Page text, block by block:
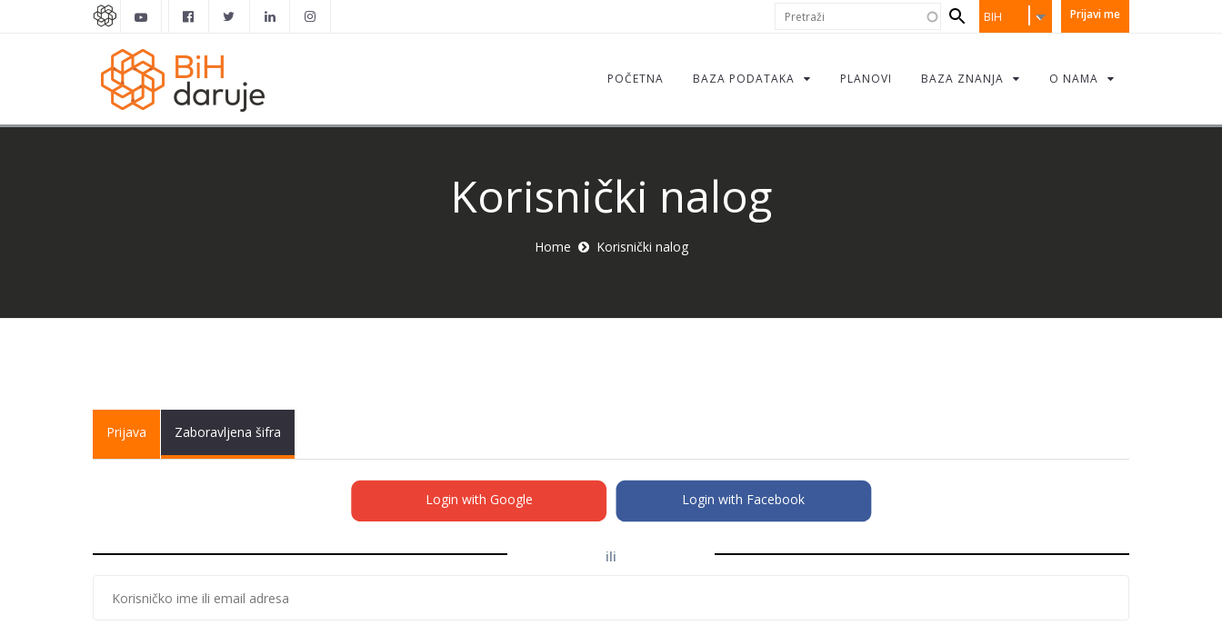
Prijavi me
BIH
Search
form
POČETNA BAZA PODATAKA PLANOVI BAZA ZNANJA O NAMA
Korisnički nalog
Home Korisnički nalog
Primary tabs
Prijava (activeZaboravljena šifra
Login with Google Login with Facebook
ili